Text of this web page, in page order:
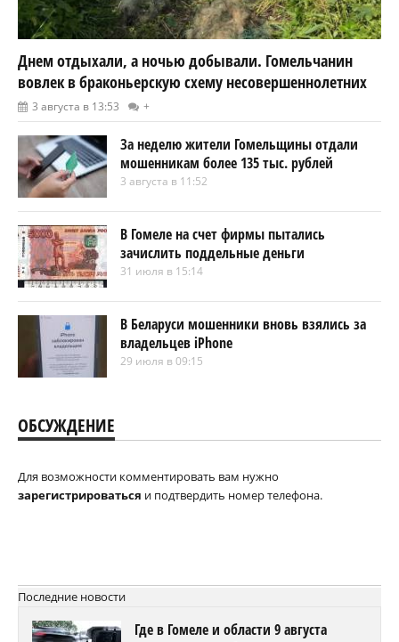
Днем отдыхали, а ночью добывали. Гомельчанин
вовлек в браконьерскую схему несовершеннолетних
3 августа в 13:53 +
За неделю жители Гомельщины отдали
мошенникам более 135 тыс. рублей
3 августа в 11:52
В Гомеле на счет фирмы пытались
зачислить поддельные деньги
31 июля в 15:14
В Беларуси мошенники вновь взялись за
владельцев iPhone
29 июля в 09:15
ОБСУЖДЕНИЕ
Для возможности комментировать вам нужно
зарегистрироваться и подтвердить номер телефона.
Последние новости
Где в Гомеле и области 9 августа